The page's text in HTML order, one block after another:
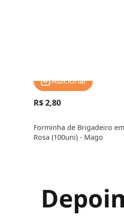
R$ 2,80
Forminha de Brigadeiro
Rosa (100uni) - Mago
Adicionar